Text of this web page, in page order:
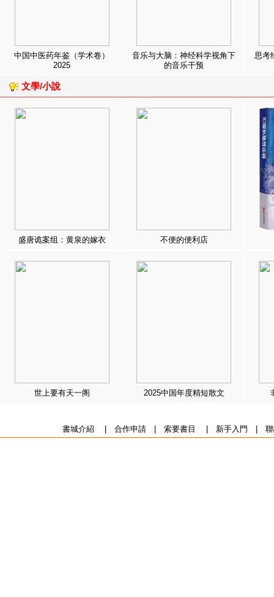
中国中医药年鉴（学术卷）
2025
音乐与大脑：神经科学视角下
的音乐干预
思考
文學/小說
盛唐诡案组：黄泉的嫁衣 不便的便利店
世上要有天一阁 2025中国年度精短散文
書城介紹 合作申請| 索要書目 新手入門